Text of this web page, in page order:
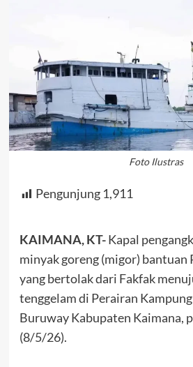
Foto Ilustras
Pengunjung 1,911
KAIMANA, KT-Kapal
minyak goreng (migor) bantuan
yang bertolak dari Fakfak
tenggelam di Perairan
Buruway Kabupaten Kaimana,
(8/5/26).